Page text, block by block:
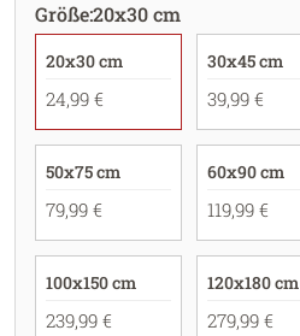
Größe:20x30 cm
20x30 cm
24,99 €
30x45 cm
39,99 €
50x75 cm
79,99 €
60x90 cm
119,99 €
100x150 cm
239,99 €
120x180 cm
279,99 €